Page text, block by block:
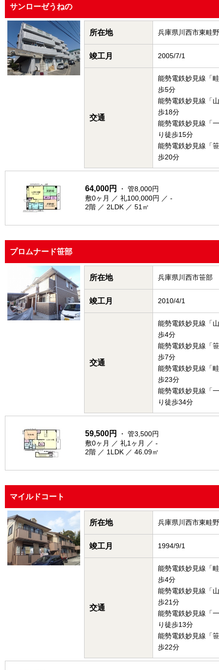
サンローゼうねの
所在地 兵庫県川西市東畦野
竣工月 2005/7/1
交通
能勢電鉄妙見線「
歩5分
能勢電鉄妙見線「
歩18分
能勢電鉄妙見線「
り徒歩15分
能勢電鉄妙見線「
歩20分
64,000円
・ 管8,000円
敷0ヶ月 ／ 礼100,000円 ／ -
2階 ／ 2LDK ／ 51㎡
プロムナード笹部
所在地 兵庫県川西市笹部
竣工月 2010/4/1
交通
能勢電鉄妙見線「
歩4分
能勢電鉄妙見線「
歩7分
能勢電鉄妙見線「
歩23分
能勢電鉄妙見線「
り徒歩34分
59,500円
・ 管3,500円
敷0ヶ月 ／ 礼1ヶ月 ／ -
2階 ／ 1LDK ／ 46.09㎡
マイルドコート
所在地 兵庫県川西市東畦野
竣工月 1994/9/1
交通
能勢電鉄妙見線「
歩4分
能勢電鉄妙見線「
歩21分
能勢電鉄妙見線「
り徒歩13分
能勢電鉄妙見線「
歩22分